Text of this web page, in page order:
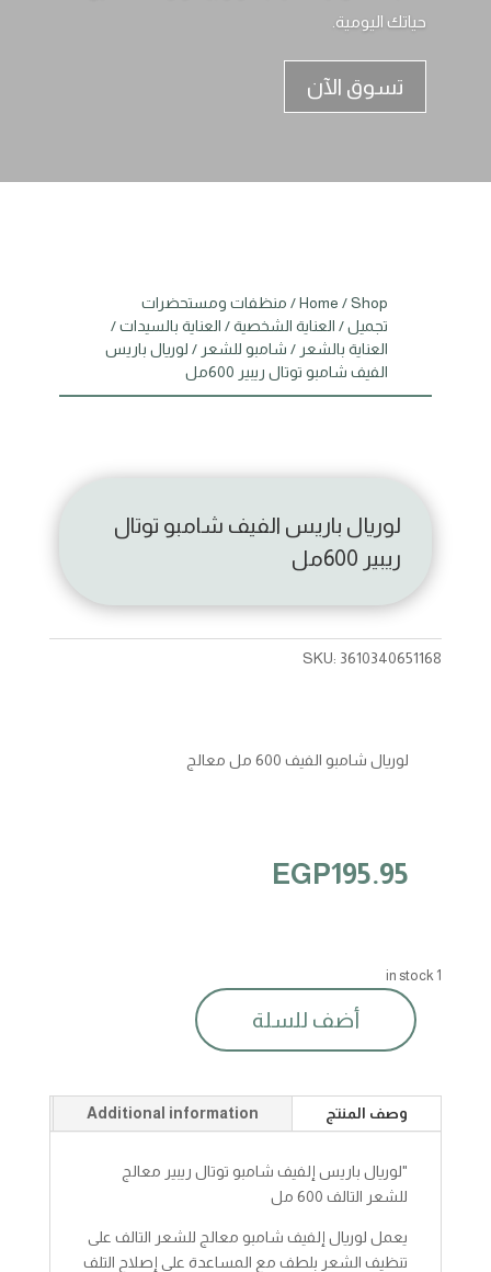
حياتك اليومية.
تسوق الآن
Home /Shop
/ منظفات ومستحضرات
تجميل/ العناية الشخصية/ العناية بالسيدات/
العناية بالشعر / شامبو للشعر / لوريال باريس
الفيف شامبو توتال ريبير 600مل
لوريال باريس الفيف شامبو توتال
ريبير 600مل
SKU: 3610340651168
لوريال شامبو الفيف 600 مل معالج
EGP195.95
1 in stock
لوريال
باريس
شامبو
توتال
600مل
quantity
أضف للسلة
وصف المنتج Additional information
"لوريال باريس إلفيف شامبو توتال ريبير معالج
للشعر التالف 600 مل
يعمل لوريال إلفيف شامبو معالج للشعر التالف على
تنظيف الشعر بلطف مع المساعدة على إصلاح التلف